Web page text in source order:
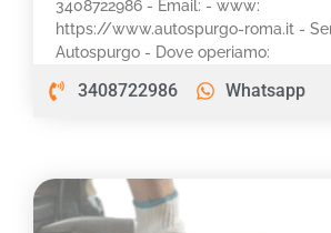
3408722986 - Email: - www:
https://www.autospurgo-roma.it -
Autospurgo - Dove operiamo:
3408722986 Whatsapp